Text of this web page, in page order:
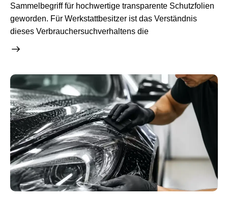
Sammelbegriff für hochwertige transparente Schutzfolien
geworden. Für Werkstattbesitzer ist das Verständnis
dieses Verbrauchersuchverhaltens die